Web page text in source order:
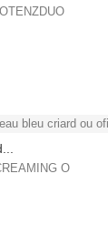
WEB !
O